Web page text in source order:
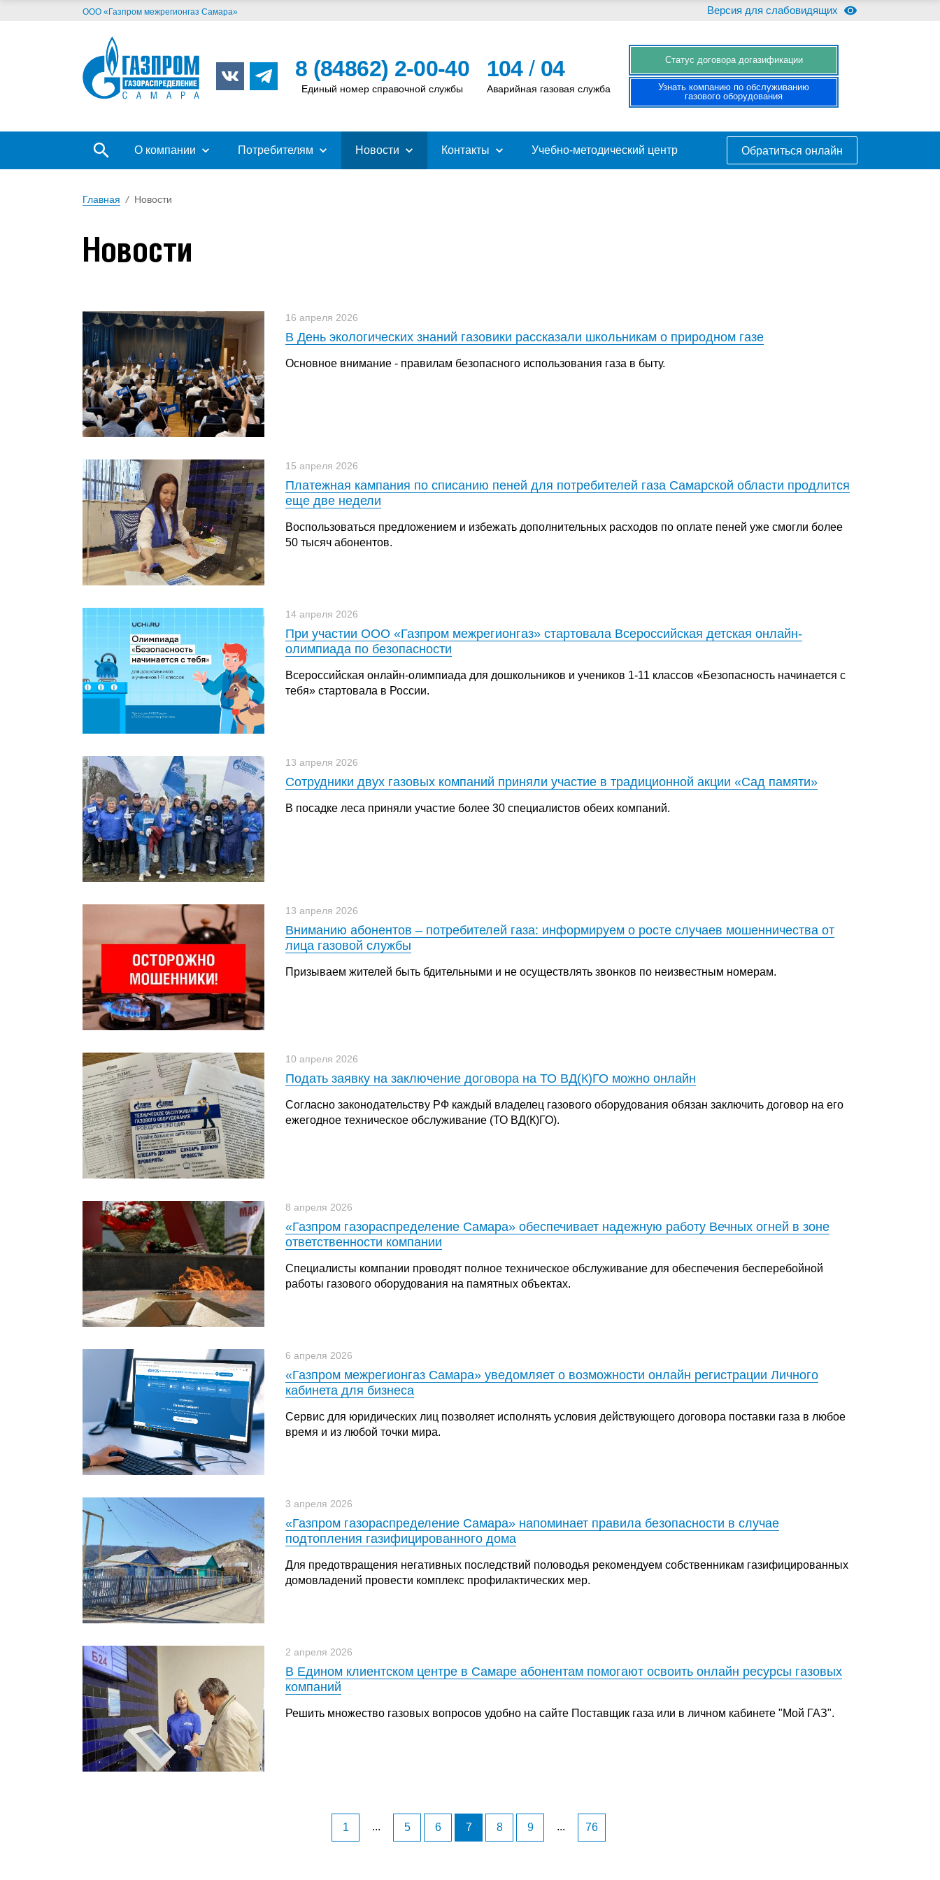
ООО «Газпром межрегионгаз Самара» Версия для слабовидящих
8 (84862) 2-00-40
Единый номер справочной службы
104/ 04
Аварийная газовая служба
Cтатус договора догазификации
Узнать компанию по обслуживанию
газового оборудования
О компании Потребителям Новости Контакты Учебно-методический центр Обратиться онлайн
Главная / Новости
Новости
16 апреля 2026
В День экологических знаний газовики рассказали школьникам о природном газе
Основное внимание - правилам безопасного использования газа в быту.
15 апреля 2026
Платежная кампания по списанию пеней для потребителей газа Самарской области продлится
еще две недели
Воспользоваться предложением и избежать дополнительных расходов по оплате пеней уже смогли более
50 тысяч абонентов.
14 апреля 2026
При участии ООО «Газпром межрегионгаз» стартовала Всероссийская детская онлайн-
олимпиада по безопасности
Всероссийская онлайн-олимпиада для дошкольников и учеников 1-11 классов «Безопасность начинается с
тебя» стартовала в России.
13 апреля 2026
Сотрудники двух газовых компаний приняли участие в традиционной акции «Сад памяти»
В посадке леса приняли участие более 30 специалистов обеих компаний.
13 апреля 2026
Вниманию абонентов – потребителей газа: информируем о росте случаев мошенничества от
лица газовой службы
Призываем жителей быть бдительными и не осуществлять звонков по неизвестным номерам.
10 апреля 2026
Подать заявку на заключение договора на ТО ВД(К)ГО можно онлайн
Согласно законодательству РФ каждый владелец газового оборудования обязан заключить договор на его
ежегодное техническое обслуживание (ТО ВД(К)ГО).
8 апреля 2026
«Газпром газораспределение Самара» обеспечивает надежную работу Вечных огней в зоне
ответственности компании
Специалисты компании проводят полное техническое обслуживание для обеспечения бесперебойной
работы газового оборудования на памятных объектах.
6 апреля 2026
«Газпром межрегионгаз Самара» уведомляет о возможности онлайн регистрации Личного
кабинета для бизнеса
Сервис для юридических лиц позволяет исполнять условия действующего договора поставки газа в любое
время и из любой точки мира.
3 апреля 2026
«Газпром газораспределение Самара» напоминает правила безопасности в случае
подтопления газифицированного дома
Для предотвращения негативных последствий половодья рекомендуем собственникам газифицированных
домовладений провести комплекс профилактических мер.
2 апреля 2026
В Едином клиентском центре в Самаре абонентам помогают освоить онлайн ресурсы газовых
компаний
Решить множество газовых вопросов удобно на сайте Поставщик газа или в личном кабинете "Мой ГАЗ".
1 ... 5 6 7 8 9 ... 76